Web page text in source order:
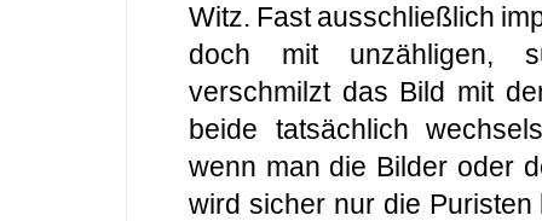
Witz. Fast ausschließlich
doch mit unzähligen,
verschmilzt das Bild mit
beide tatsächlich
wenn man die Bilder oder
wird sicher nur die